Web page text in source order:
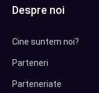
Despre noi
Cine suntem noi?
Parteneri
Parteneriate